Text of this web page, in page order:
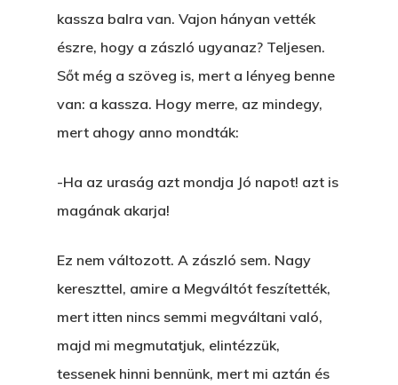
kassza balra van. Vajon hányan vették
észre, hogy a zászló ugyanaz? Teljesen.
Sőt még a szöveg is, mert a lényeg benne
van: a kassza. Hogy merre, az mindegy,
mert ahogy anno mondták:
-Ha az uraság azt mondja Jó napot! azt is
magának akarja!
Ez nem változott. A zászló sem. Nagy
kereszttel, amire a Megváltót feszítették,
mert itten nincs semmi megváltani való,
majd mi megmutatjuk, elintézzük,
tessenek hinni bennünk, mert mi aztán és